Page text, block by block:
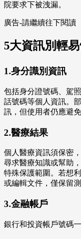
院要求下被洩漏。
廣告-請繼續往下閱讀
5大資訊別輕
1.身分識別資訊
包括身分證號碼、駕
話號碼等個人資訊。
訊，但使用者仍應避免
2.醫療結果
個人醫療資訊須保密
尋求醫療知識或幫助
特殊保護範圍。若想
或編輯文件，僅保留
3.金融帳戶
銀行和投資帳戶號碼